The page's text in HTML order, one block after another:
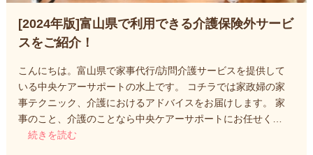
[2024年版]富山県で利用できる介護保険外サービ
スをご紹介！
こんにちは。富山県で家事代行/訪問介護サービスを提供して
いる中央ケアーサポートの水上です。 コチラでは家政婦の家
事テクニック、介護におけるアドバイスをお届けします。 家
事のこと、介護のことなら中央ケアーサポートにお任せく…
続きを読む